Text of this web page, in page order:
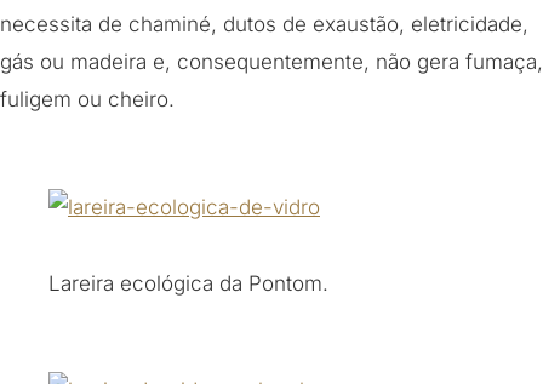
necessita de chaminé, dutos de exaustão, eletricidade,
gás ou madeira e, consequentemente, não gera fumaça,
fuligem ou cheiro.
Lareira ecológica da Pontom.